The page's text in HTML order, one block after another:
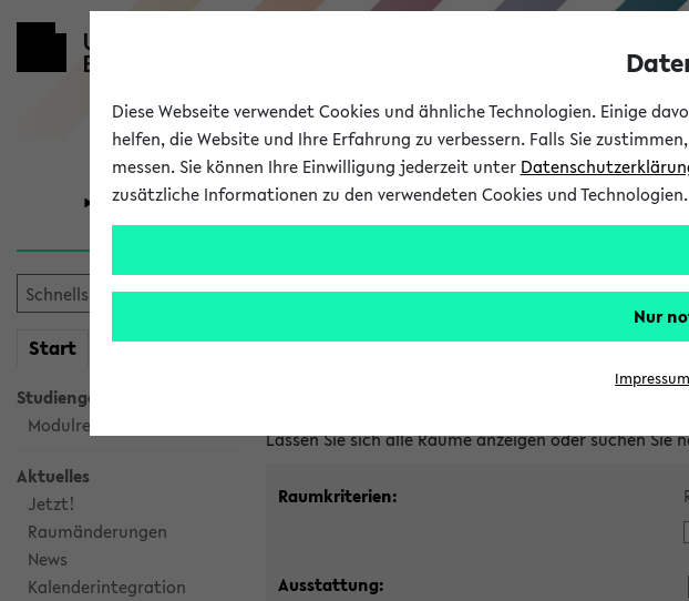
Universität Forschung Studium
Start meineKVV
Studiengangsauswahl
Modulrecherche
Aktuelles
Jetzt!
Raumänderungen
News
Kalenderintegration
Im eKVV verwaltete
Lassen Sie sich alle Räume anzeigen oder suchen
Raumkriterien:
Ausstattung:
Diese Webseite verwendet Cookies und ähnliche Technologien. Einige
helfen, die Website und Ihre Erfahrung zu verbessern. Falls Sie
messen. Sie können Ihre Einwilligung jederzeit unter
zusätzliche Informationen zu den verwendeten Cookies und Technologien.
Nur
Impressum